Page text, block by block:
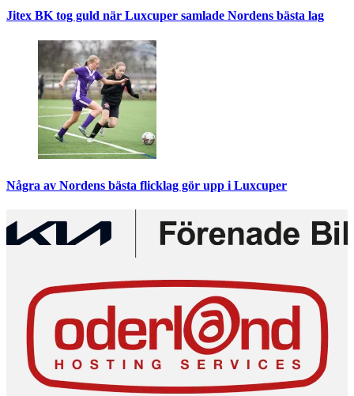
Jitex BK tog guld när Luxcuper samlade Nordens bästa lag
Några av Nordens bästa flicklag gör upp i Luxcuper